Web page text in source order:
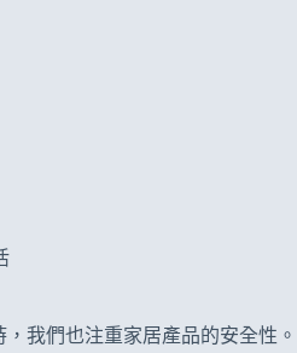
我們也注重家居產品的安全性。